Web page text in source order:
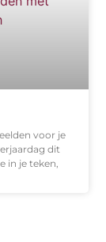
voor je
dit
in je teken,